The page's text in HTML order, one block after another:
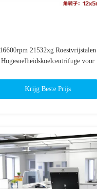
16600rpm 21532xg Roestvrijstalen
Hogesnelheidskoelcentrifuge voor
Krijg Beste Prijs